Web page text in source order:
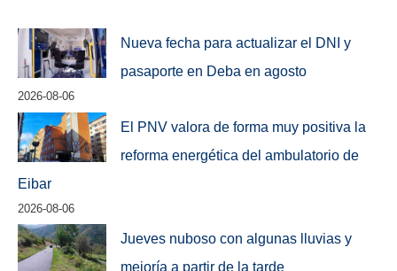
Nueva fecha para actualizar el DNI y
pasaporte en Deba en agosto
2026-08-06
El PNV valora de forma muy positiva la
reforma energética del ambulatorio de
Eibar
2026-08-06
Jueves nuboso con algunas lluvias y
mejoría a partir de la tarde